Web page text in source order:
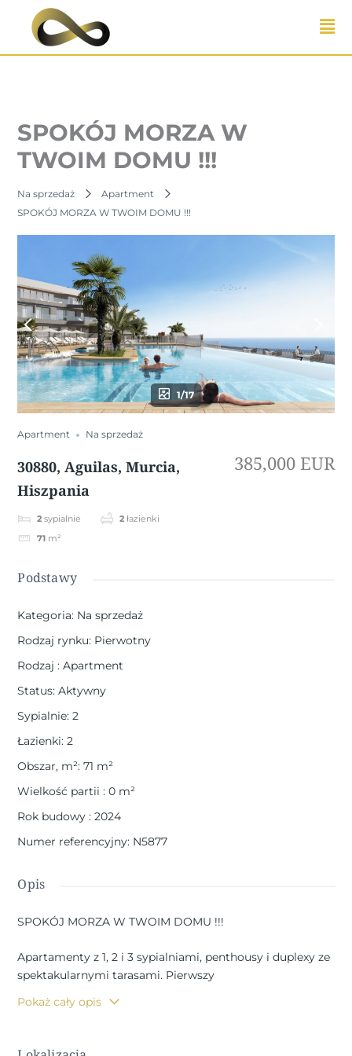
Przejdź
SPOKÓJ MORZA W
TWOIM DOMU !!!
Na sprzedaż
Apartment
SPOKÓJ MORZA W TWOIM DOMU !!!
1/17
Apartment Na sprzedaż
30880, Aguilas, Murcia,
Hiszpania
2 sypialnie 2 łazienki
71 m²
385,000 EUR
Podstawy
Kategoria: Na sprzedaż
Rodzaj rynku: Pierwotny
Rodzaj: Apartment
Status: Aktywny
Sypialnie: 2
Łazienki: 2
Obszar, m²: 71 m²
Wielkość partii: 0 m²
Rok budowy: 2024
Numer referencyjny: N5877
Opis
SPOKÓJ MORZA W TWOIM DOMU !!!
Apartamenty z 1, 2 i 3 sypialniami, penthousy i duplexy ze
spektakularnymi tarasami. Pierwszy
środowiska naturalnego, w którym się znajduje, szanując
Pokaż cały opis